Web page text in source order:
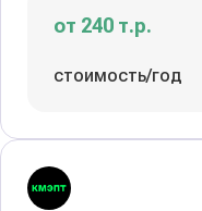
от 240 т.р.
стоимость/год